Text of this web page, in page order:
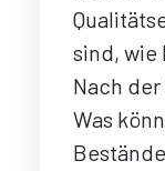
sind,
Nach
Was